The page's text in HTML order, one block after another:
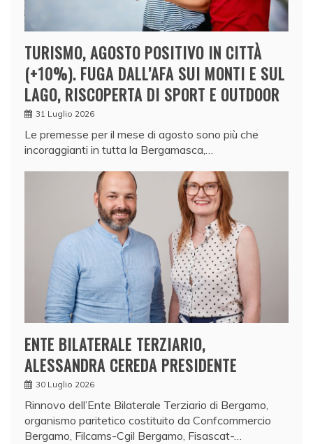
TURISMO, AGOSTO POSITIVO IN CITTÀ
(+10%). FUGA DALL’AFA SUI MONTI E SUL
LAGO, RISCOPERTA DI SPORT E OUTDOOR
31 Luglio 2026
Le premesse per il mese di agosto sono più che
incoraggianti in tutta la Bergamasca,…
ENTE BILATERALE TERZIARIO,
ALESSANDRA CEREDA PRESIDENTE
30 Luglio 2026
Rinnovo dell’Ente Bilaterale Terziario di Bergamo,
organismo paritetico costituito da Confcommercio
Bergamo, Filcams-Cgil Bergamo, Fisascat-…